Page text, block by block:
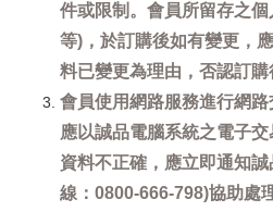
件或限制。會員所留存之
等)，於訂購後如有變更，
料已變更為理由，否認訂購
會員使用網路服務進行網路
應以誠品電腦系統之電子
資料不正確，應立即通知
線：0800-666-798)協助處理